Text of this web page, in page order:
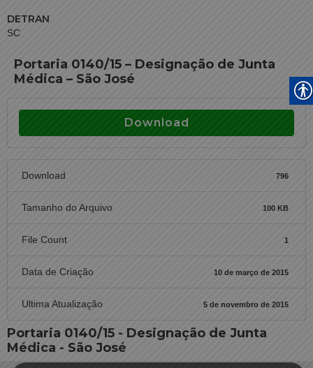
DETRAN
SC
Portaria 0140/15 – Designação de Junta
Médica – São José
Download
Download 796
Tamanho do Arquivo 100 KB
File Count 1
Data de Criação 10 de março de 2015
Ultima Atualização 5 de novembro de 2015
Portaria 0140/15 - Designação de Junta
Médica - São José